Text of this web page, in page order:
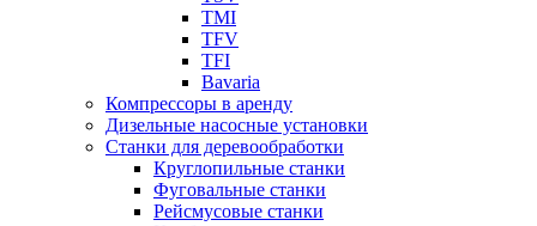
TMI
TFV
TFI
Bavaria
Компрессоры в аренду
Дизельные насосные установки
Станки для деревообработки
Круглопильные станки
Фуговальные станки
Рейсмусовые станки